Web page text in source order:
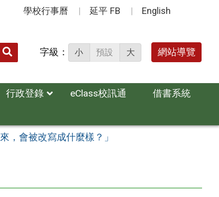
學校行事曆 延平 FB English
送出 字級： 小 預設 大 網站導覽
行政登錄 eClass校訊通
借書系統
，會被改寫成什麼樣？」